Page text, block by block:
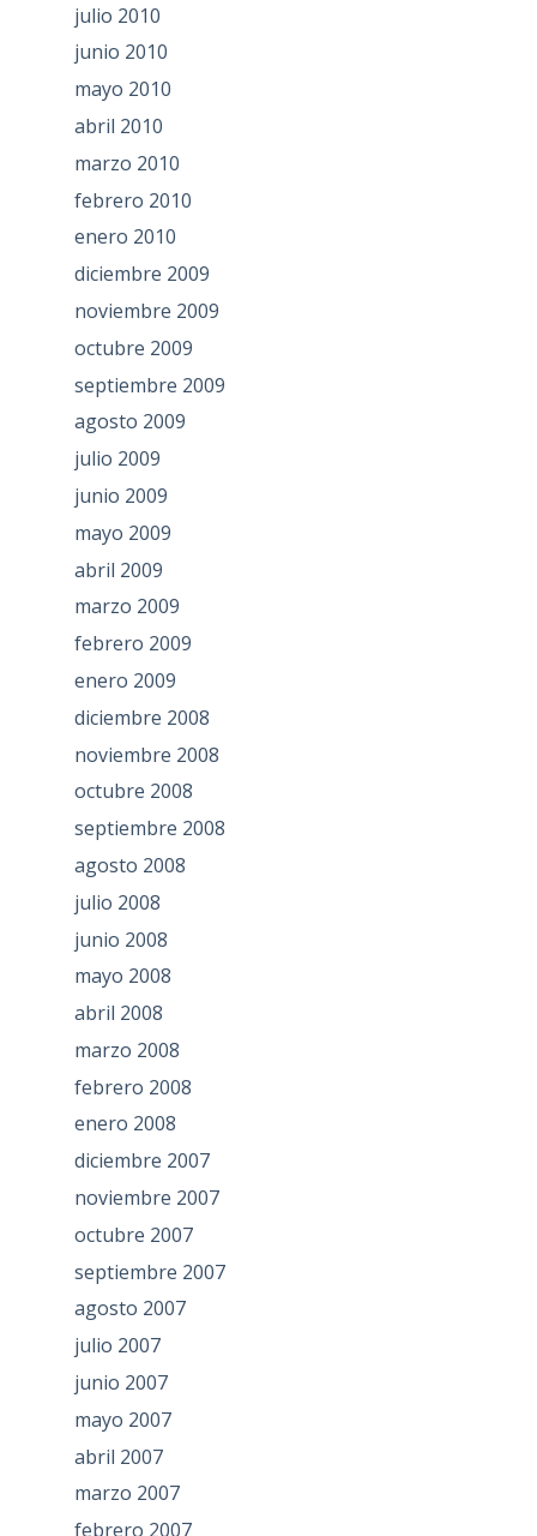
julio 2010
junio 2010
mayo 2010
abril 2010
marzo 2010
febrero 2010
enero 2010
diciembre 2009
noviembre 2009
octubre 2009
septiembre 2009
agosto 2009
julio 2009
junio 2009
mayo 2009
abril 2009
marzo 2009
febrero 2009
enero 2009
diciembre 2008
noviembre 2008
octubre 2008
septiembre 2008
agosto 2008
julio 2008
junio 2008
mayo 2008
abril 2008
marzo 2008
febrero 2008
enero 2008
diciembre 2007
noviembre 2007
octubre 2007
septiembre 2007
agosto 2007
julio 2007
junio 2007
mayo 2007
abril 2007
marzo 2007
febrero 2007